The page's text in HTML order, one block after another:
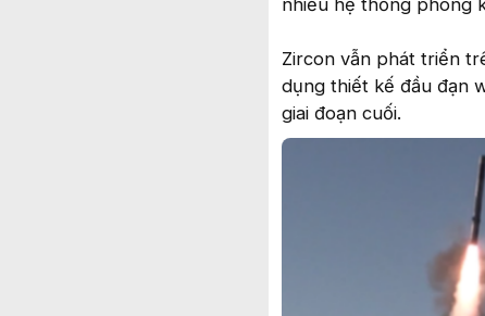
Zircon vẫn phát triển
dụng thiết kế đầu đạn
giai đoạn cuối.